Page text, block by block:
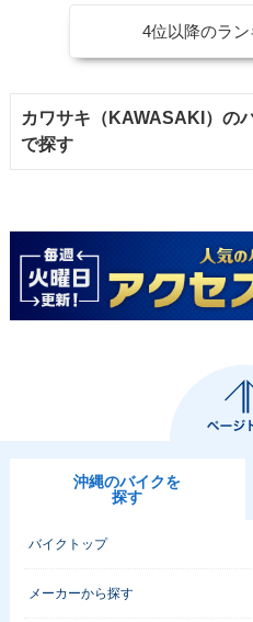
4位以降のラ
カワサキ（KAWASAKI）の
で探す
沖縄のバイクを
探す
バイクトップ
メーカーから探す